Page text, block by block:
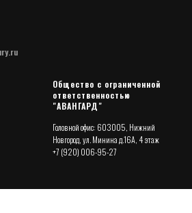
Общество с ограниченной
ответственностью
"АВАНГАРД"
Головной офис: 603005, Нижний
Новгород, ул. Минина д.16А, 4 этаж
+7 (920) 006-95-27